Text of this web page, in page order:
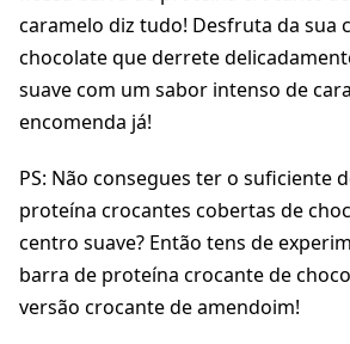
caramelo diz tudo! Desfruta da sua
chocolate que derrete
suave com um sabor intenso de
encomenda já!
PS: Não consegues ter o suficiente
proteína crocantes cobertas de
centro suave? Então tens de
barra de proteína crocante de
versão crocante de amendoim!